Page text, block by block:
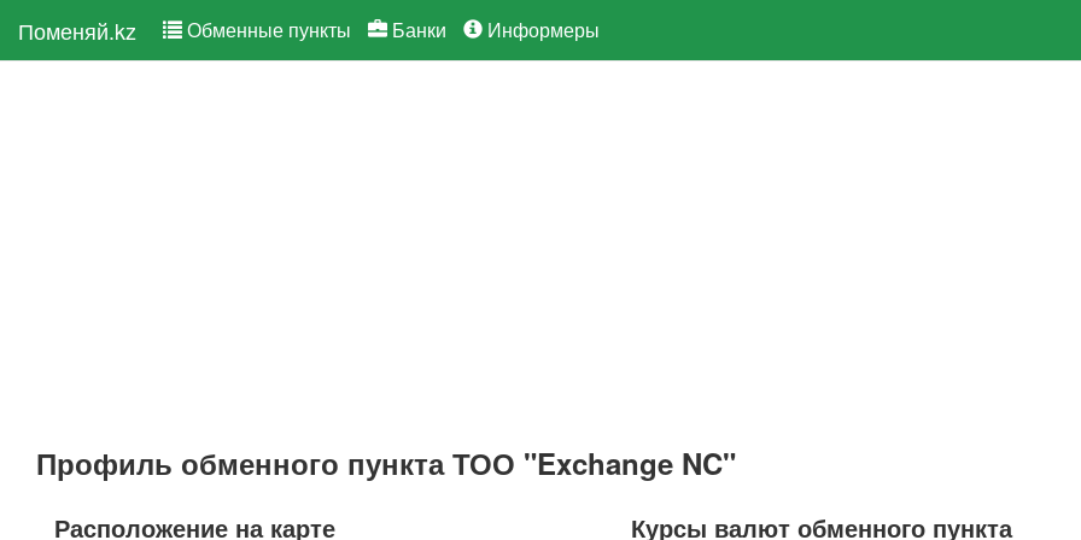
Поменяй.kz Обменные пункты Банки Информеры
Профиль обменного пункта ТОО "Exchange NC"
Расположение на карте Курсы валют обменного пункта